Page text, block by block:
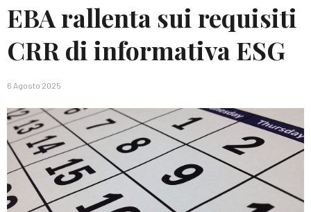
EBA rallenta sui requisiti
CRR di informativa ESG
6 Agosto 2025